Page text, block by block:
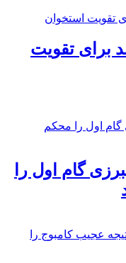
برای تقویت
گام اول را